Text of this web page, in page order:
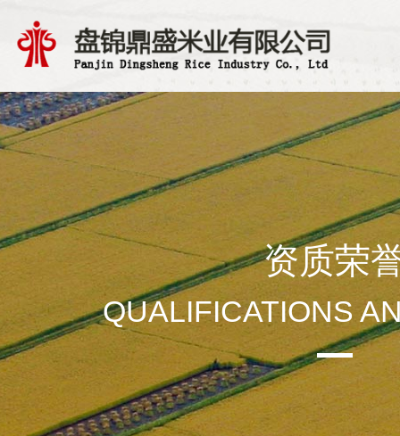
资质荣
QUALIFICATIONS